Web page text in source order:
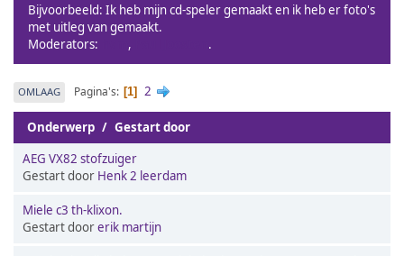
Bijvoorbeeld: Ik heb mijn cd-speler gemaakt en ik heb er foto's
met uitleg van gemaakt.
Moderators:
, .
OMLAAG Pagina's 1 2
Onderwerp / Gestart door
AEG VX82 stofzuiger
Gestart door Henk 2 leerdam
Miele c3 th-klixon.
Gestart doorerik martijn